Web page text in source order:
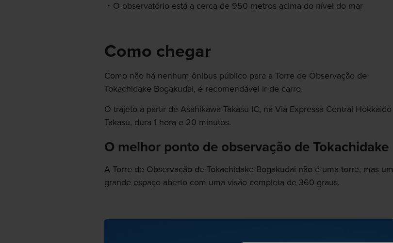
O observatório está a cerca de 950 metros acima do nível do mar
Como chegar
Como não há nenhum ônibus público para a Torre de Observação de
Tokachidake Bogakudai, é recomendável ir de carro.
O trajeto a partir de Asahikawa-Takasu IC, na Via Expressa Central Hokkaido
Takasu, dura 1 hora e 20 minutos.
O melhor ponto de observação de Tokachidake
A Torre de Observação de Tokachidake Bogakudai não é uma torre, mas um
grande espaço aberto com uma visão completa de 360 graus.